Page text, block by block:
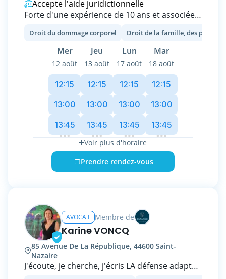
Accepte l'aide juridictionnelle
Forte d'une expérience de 10 ans et associée
vous accompagner et d'assurer la défense de
vos intérêts dans le cadre des litiges que vous
rencontrez :
- En droit de la famille (séparation, divorce,
succession, adoption, liquidation d'indivision)
- En droit du dommage corporel (accident de
la circulation, violences, accident de travail)
- En droit social (licenciement, rupture
conventionnelle, discrimination)
Je vous propose de nous rencontrer afin que
nous puissions déterminer, ensemble, la
stratégie qui vous correspond pour une
gestion efficace et sereine de votre dossier.
Droit du dommage corporel
Mer Jeu Lun Mar
12 août 13 août 17 août 18 août
12:15
13:00
13:45
12:15
13:00
13:45
12:15
13:00
13:45
12:15
13:00
13:45
Voir plus d'horaire
Prendre rendez-vous
AVOCAT Membre de
Karine VONCQ
85 Avenue De La République, 44600 Saint-
Nazaire
J'écoute, je cherche, j'écris LA défense adapté